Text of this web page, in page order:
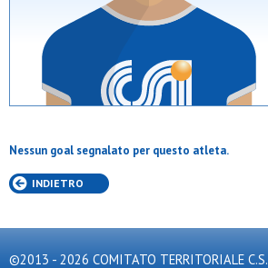
Nessun goal segnalato per questo atleta.
INDIETRO
©2013 - 2026 COMITATO TERRITORIALE